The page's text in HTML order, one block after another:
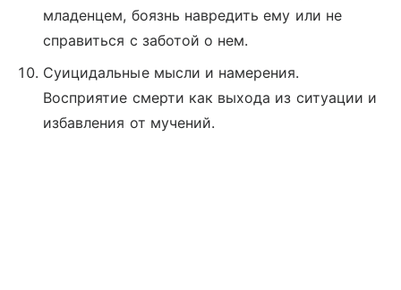
младенцем, боязнь навредить ему или не
справиться с заботой о нем.
Суицидальные мысли и намерения.
Восприятие смерти как выхода из ситуации и
избавления от мучений.